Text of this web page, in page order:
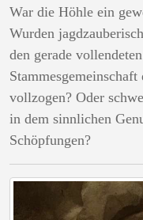
War die Höhle ein
Wurden
den gerade
vollzogen? Oder
in dem sinnlichen
Schöpfungen?